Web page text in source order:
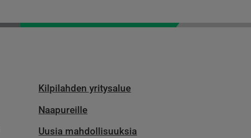
Kilpilahden yritysalue
Naapureille
Uusia mahdollisuuksia